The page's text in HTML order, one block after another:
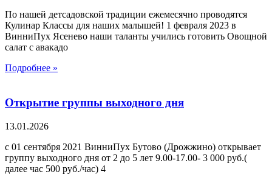
По нашей детсадовской традиции ежемесячно проводятся
Кулинар Классы для наших малышей! 1 февраля 2023 в
ВинниПух Ясенево наши таланты учились готовить Овощной
салат с авакадо
Подробнее »
Открытие группы выходного дня
13.01.2026
с 01 сентября 2021 ВинниПух Бутово (Дрожжино) открывает
группу выходного дня от 2 до 5 лет 9.00-17.00- 3 000 руб.(
далее час 500 руб./час) 4